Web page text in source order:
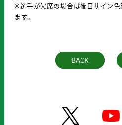
※選手が欠席の場合は後日サイン
ます。
BACK